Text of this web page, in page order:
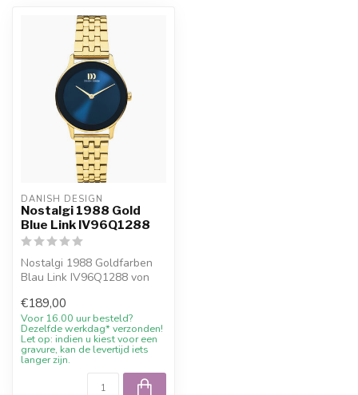
DANISH DESIGN
Nostalgi 1988 Gold
Blue Link IV96Q1288
Nostalgi 1988 Goldfarben
Blau Link IV96Q1288 von
von Da...
€189,00
Voor 16.00 uur besteld?
Dezelfde werkdag* verzonden!
Let op: indien u kiest voor een
gravure, kan de levertijd iets
langer zijn.